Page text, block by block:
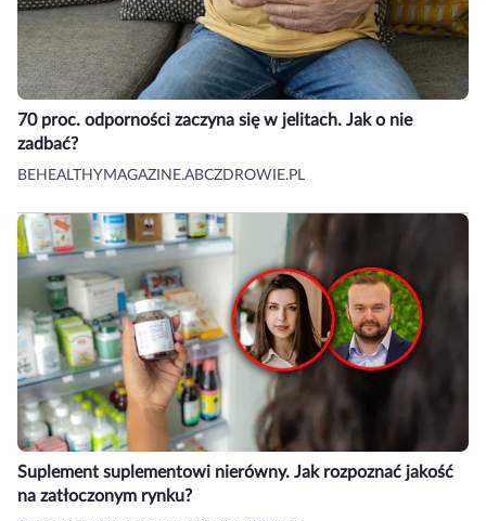
70 proc. odporności zaczyna się w jelitach. Jak o nie
zadbać?
BEHEALTHYMAGAZINE.ABCZDROWIE.PL
Suplement suplementowi nierówny. Jak rozpoznać jakość
na zatłoczonym rynku?